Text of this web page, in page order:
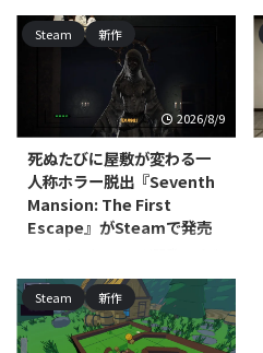
Alt Tab Gameが開発し、Ultimate
Publishing／Ultimate Games S.A.
／PlayWay S.A.がパブリッシング
を手がけるPC（Steam）向けシ
ミュレーションゲーム『Retro
ゲーセンシム）』の体験版が公開
されました。対応プラットフォー
ムはWindowsで、本編は早期ア
クセスとしての発売が予定されて
いう段階です。 本作はレトロな
ゲームセンターを一から築き上げ
ていく経営シミュレーショ ...
Steam 新作
2026/8/9
死ぬたびに屋敷が変わる一
人称ホラー脱出『Seventh
Mansion: The First
Escape』がSteamで発売
リッシングを手がける、
PC（Steam）向け一人称心理ホ
ラー脱出アドベンチャー
『Seventh Mansion: The First
Steam 新作